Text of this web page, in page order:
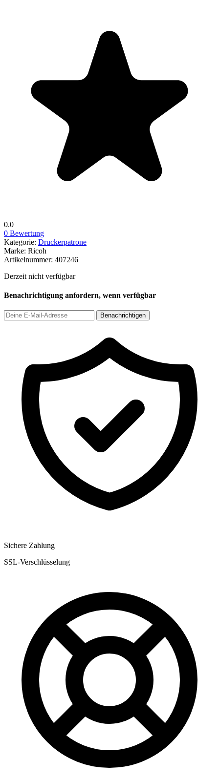
0.0
0 Bewertung
Kategorie: Druckerpatrone
Marke: Ricoh
Artikelnummer: 407246
Derzeit nicht verfügbar
Benachrichtigung anfordern, wenn verfügbar
Benachrichtigen
Sichere Zahlung
SSL-Verschlüsselung